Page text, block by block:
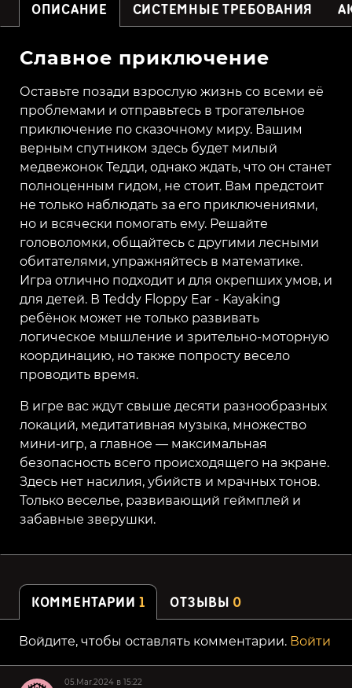
ОПИСАНИЕ СИСТЕМНЫЕ ТРЕБОВАНИЯ
Славное приключение
Оставьте позади взрослую жизнь со всеми её
проблемами и отправьтесь в трогательное
приключение по сказочному миру. Вашим
верным спутником здесь будет милый
медвежонок Тедди, однако ждать, что он станет
полноценным гидом, не стоит. Вам предстоит
не только наблюдать за его приключениями,
но и всячески помогать ему. Решайте
головоломки, общайтесь с другими лесными
обитателями, упражняйтесь в математике.
Игра отлично подходит и для окрепших умов, и
для детей. В Teddy Floppy Ear - Kayaking
ребёнок может не только развивать
логическое мышление и зрительно-моторную
координацию, но также попросту весело
проводить время.
В игре вас ждут свыше десяти разнообразных
локаций, медитативная музыка, множество
мини-игр, а главное — максимальная
безопасность всего происходящего на экране.
Здесь нет насилия, убийств и мрачных тонов.
Только веселье, развивающий геймплей и
забавные зверушки.
КОММЕНТАРИИ 1 ОТЗЫВЫ 0
Войдите, чтобы оставлять комментарии. Войти
05.Mar.2024 в 15:22